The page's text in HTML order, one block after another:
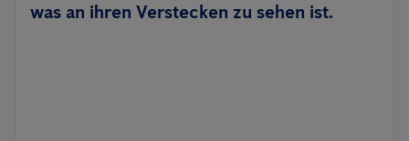
was an ihren Verstecken zu sehen ist.